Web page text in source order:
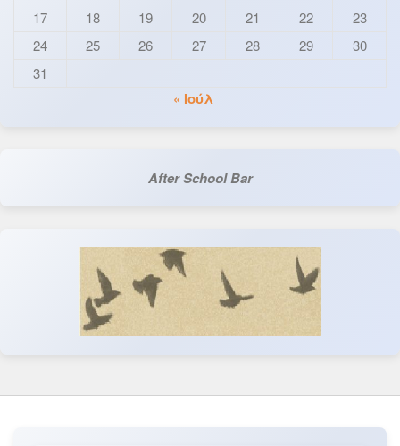
17
18 19 20 21 22
23
24
25 26 27 28 29
30
31
« Ιούλ
After School Bar